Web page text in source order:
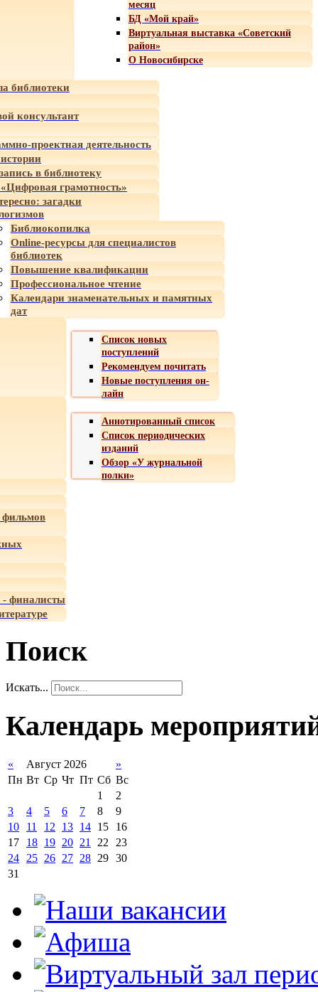
месяц
БД «Мой край»
Виртуальная выставка «Советский
район»
О Новосибирске
библиотеки
консультант
проектная деятельность
в библиотеку
грамотность»
загадки
Библиокопилка
Online-ресурсы для специалистов
библиотек
Повышение квалификации
Профессиональное чтение
Календари знаменательных и памятных
дат
Список новых
поступлений
Рекомендуем почитать
Новые поступления он-
лайн
Аннотированный список
Список периодических
изданий
Обзор «У журнальной
полки»
- финалисты
Поиск
Искать...
Календарь
« Август 2026
»
Пн Вт Ср Чт Пт Сб Вс
1
2
3
4 5 6 7 8
9
10
11 12 13 14 15
16
17
18 19 20 21 22
23
24
25 26 27 28 29 30
31